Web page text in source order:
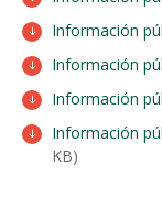
Información
Información
Información
Información
KB)